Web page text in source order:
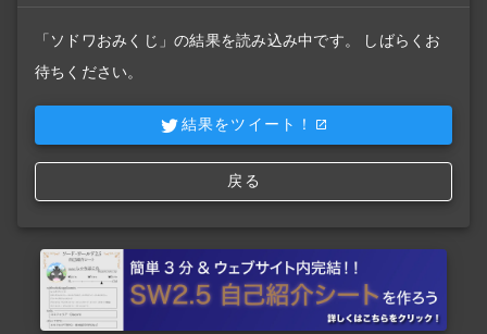
「ソドワおみくじ」の結果を読み込み中です。 しばらくお
待ちください。
結果をツイート！
戻る